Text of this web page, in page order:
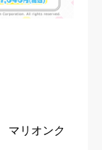
マリオンク